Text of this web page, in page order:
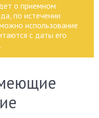
о приемном
по истечении
использование
с даты его